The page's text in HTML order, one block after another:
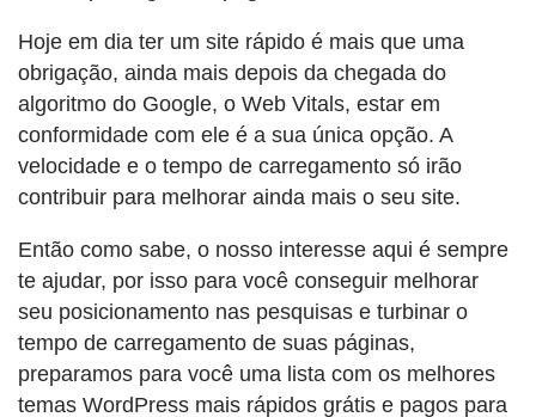
Hoje em dia ter um site rápido é mais que uma
obrigação, ainda mais depois da chegada do
algoritmo do Google, o Web Vitals, estar em
conformidade com ele é a sua única opção. A
velocidade e o tempo de carregamento só irão
contribuir para melhorar ainda mais o seu site.
Então como sabe, o nosso interesse aqui é sempre
te ajudar, por isso para você conseguir melhorar
seu posicionamento nas pesquisas e turbinar o
tempo de carregamento de suas páginas,
preparamos para você uma lista com os melhores
temas WordPress mais rápidos grátis e pagos para